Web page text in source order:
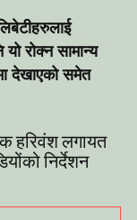
रोक्न सामान्य
देखाएको समेत
हरिवंश लगायत
निर्देशन